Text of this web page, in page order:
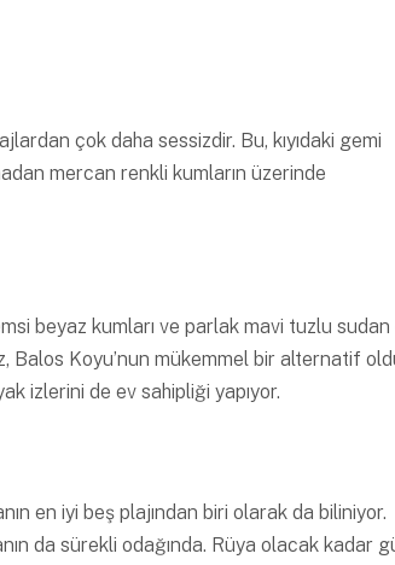
çok daha sessizdir. Bu, kıyıdaki gemi
mercan renkli kumların üzerinde
beyaz kumları ve parlak mavi tuzlu
Balos Koyu’nun mükemmel bir alternatif
izlerini de ev sahipliği yapıyor.
en iyi beş plajından biri olarak da biliniyor.
da sürekli odağında. Rüya olacak kadar